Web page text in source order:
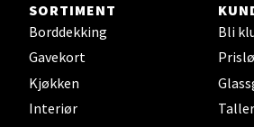
SORTIMENT
Borddekking
Gavekort
Kjøkken
Interiør
Bli
Sjøfartsgata 2, 7714 Steinkjer
Åpent i dag 10-18
0 i butikk